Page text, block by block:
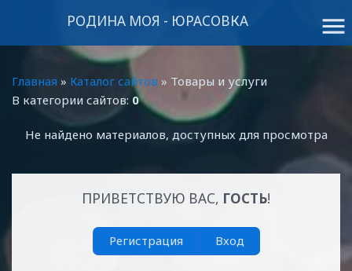
menu
РОДИНА МОЯ - ЮРАСОВКА
Главная » Каталог сайтов » Товары и услуги
В категории сайтов: 0
Не найдено материалов, доступных для просмотра
ПРИВЕТСТВУЮ ВАС, ГОСТЬ!
Регистрация Вход